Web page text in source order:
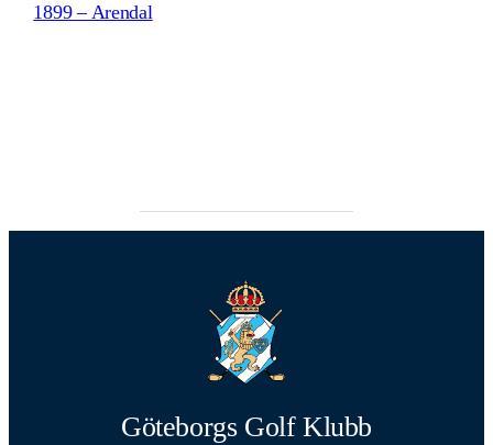
1899 – Arendal
Göteborgs Golf Klubb